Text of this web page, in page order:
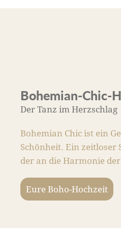
Bohemian-Chic-
Der Tanz im Herzschlag
Bohemian Chic ist ein
Schönheit. Ein
der an die Harmonie
Eure Boho-Hochzeit